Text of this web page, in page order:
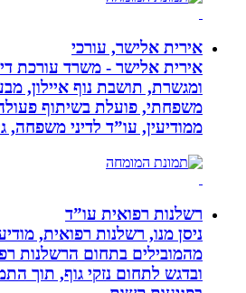
אירית אלישר, עורכי
אירית אלישר - משרד עורכת דין,
ומגשרת, תושבת נוף איילון,
משפחתי, פועלת בשיתוף פעולה עם
ממודיעין, עו”ד לדיני משפחה, גישור
רשלנות רפואית עו”ד
ניסן מנו, רשלנות רפואית, מודיעין,
מהמובילים בתחום הרשלנות רפואית,
ובדגש לתחום נזקי גוף, תוך